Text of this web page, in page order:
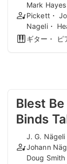
Mark
Pickett・
Nageli・
ギター・ ピ
Blest
Binds
J. G. Nägeli
Johann
Doug Smith